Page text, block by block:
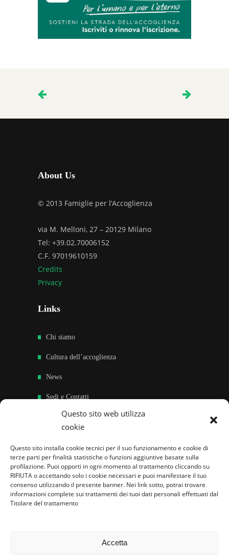
Questo sito web utilizza
cookie
Questo sito installa cookie tecnici per il suo funzionamento e cookie di
terze parti per finalità statistiche o funzioni aggiuntive basate sulla
profilazione. Puoi opporti in ogni momento al trattamento cliccando su
RIFIUTA o accettando solo i cookie necessari e puoi manifestare il tuo
consenso utilizzando il presente banner. Nei link sotto, potrai trovare
informazioni complete sui trattamenti dei tuoi dati personali effettuati dal
Titolare del trattamento
Accetta
About Us
© 2013 Famiglie per l’Accoglienza
via M. Melloni, 27 – 20129 Milano
Tel: +39.02.70006152
C.F. 97019610159
Credits
Privacy
Links
Chi siamo
Cultura dell’accoglienza
News
Sedi e Contatti
Sostieni
Famiglie per l’accoglienza nel mondo